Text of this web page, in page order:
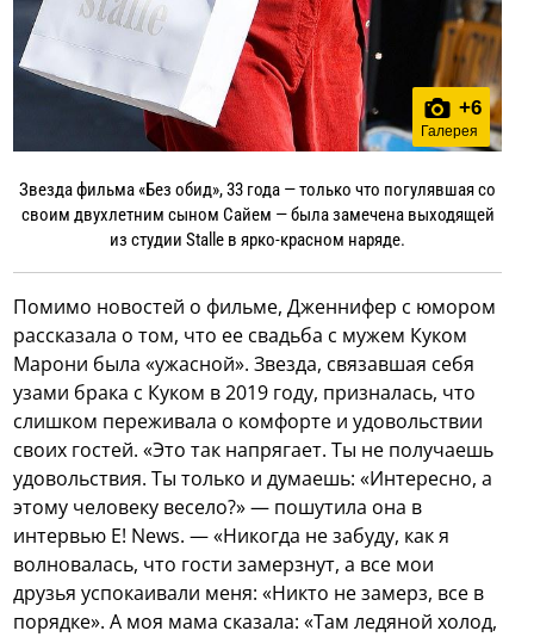
+6
Галерея
Звезда фильма «Без обид», 33 года — только что погулявшая со
своим двухлетним сыном Сайем — была замечена выходящей
из студии Stalle в ярко-красном наряде.
Помимо новостей о фильме, Дженнифер с юмором
рассказала о том, что ее свадьба с мужем Куком
Марони была «ужасной». Звезда, связавшая себя
узами брака с Куком в 2019 году, призналась, что
слишком переживала о комфорте и удовольствии
своих гостей. «Это так напрягает. Ты не получаешь
удовольствия. Ты только и думаешь: «Интересно, а
этому человеку весело?» — пошутила она в
интервью E! News. — «Никогда не забуду, как я
волновалась, что гости замерзнут, а все мои
друзья успокаивали меня: «Никто не замерз, все в
порядке». А моя мама сказала: «Там ледяной холод,